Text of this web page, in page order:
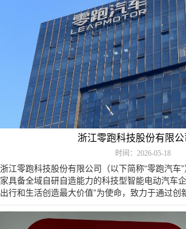
浙江零跑科技股份有限公
时间：2026-05-18
浙江零跑科技股份有限公司（以下简称“零跑汽车
家具备全域自研自造能力的科技型智能电动汽车
出行和生活创造最大价值”为使命，致力于通过创
与产品，推动绿色出行…